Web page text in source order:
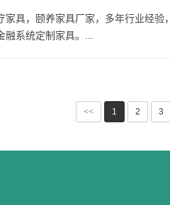
家具，颐养家具厂家，多年行业经
系统定制家具。...
<< 1 2 3